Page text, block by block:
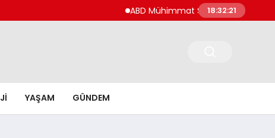
ABD Mühimmat Stokları İran’ı
18:32:22
YAŞAM GÜNDEM